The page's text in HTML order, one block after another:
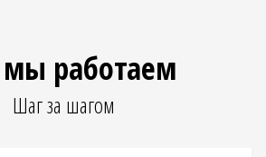
работаем
Шаг за шагом